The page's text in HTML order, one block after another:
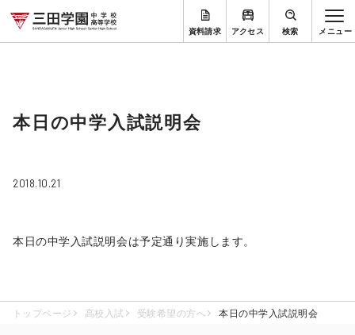
資料請求 アクセス 検索
本日の中学入試説明会
2018.10.21
本日の中学入試説明会は予定通り実施します。
トップページ 高校入試 受験希望の方へ 本日の中学入試説明会